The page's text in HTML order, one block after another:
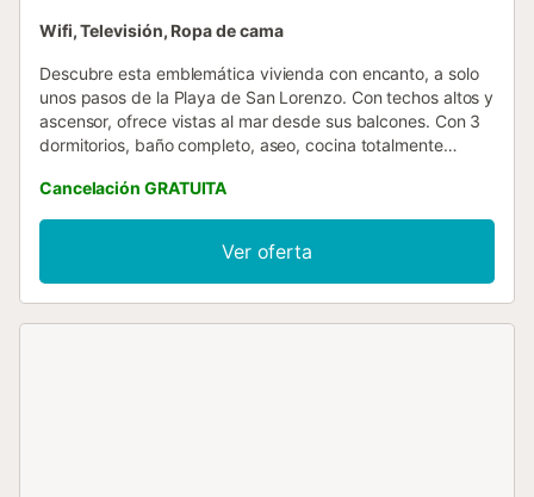
Wifi, Televisión, Ropa de cama
Descubre esta emblemática vivienda con encanto, a solo
unos pasos de la Playa de San Lorenzo. Con techos altos y
ascensor, ofrece vistas al mar desde sus balcones. Con 3
dormitorios, baño completo, aseo, cocina totalmente
se van a hacer obras de reparación en la fachada...
Cancelación GRATUITA
Ver oferta